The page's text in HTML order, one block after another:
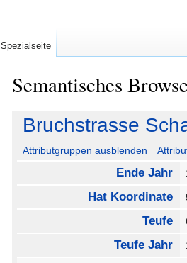
Semantisches
Zur
Navigation
springen
Zur
Suche
springen
Bruchstrasse
Attributgruppen ausblenden
Ende Jahr
Hat Koordinate
Teufe
Teufe Jahr
Spezialseite